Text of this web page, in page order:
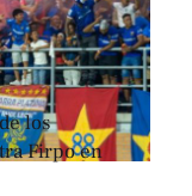
los
Firpo en